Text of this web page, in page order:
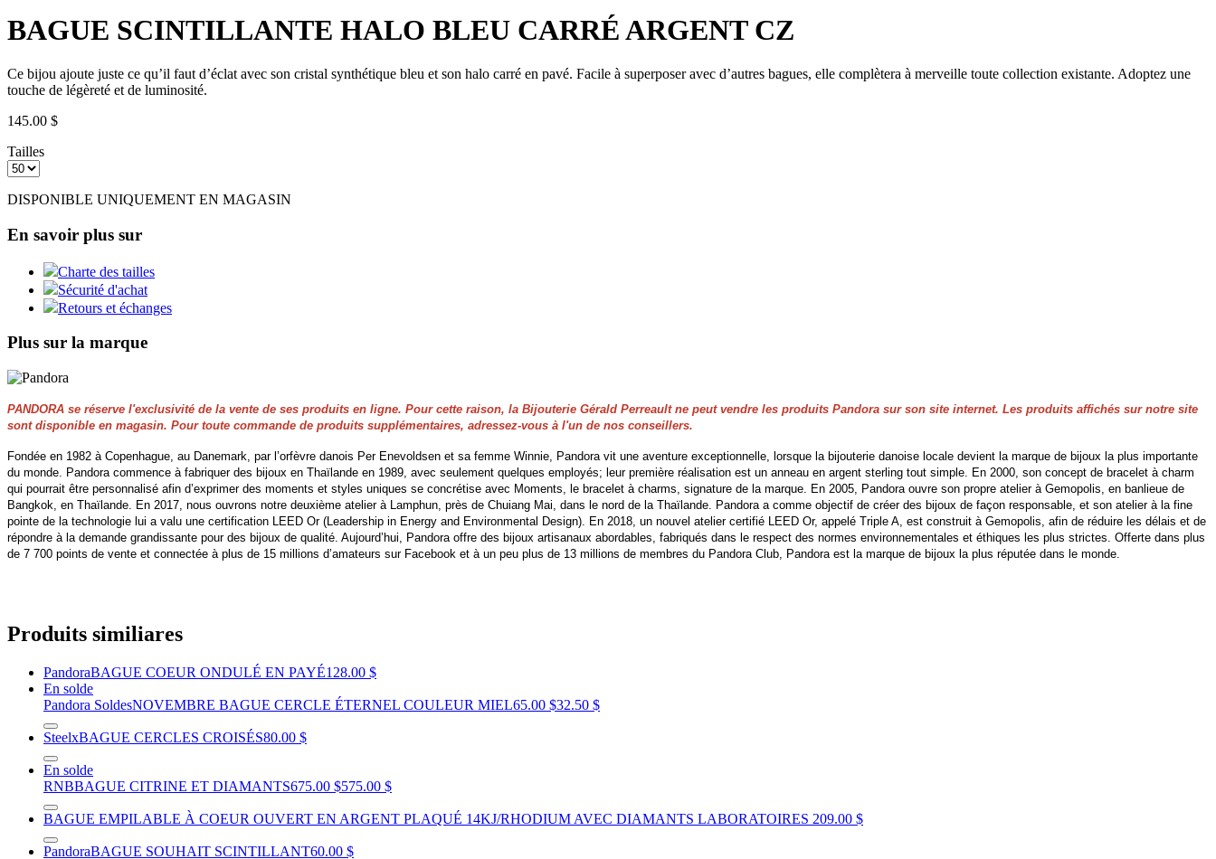
BAGUE SCINTILLANTE HALO BLEU CARRÉ ARGENT CZ
Ce bijou ajoute juste ce qu’il faut d’éclat avec son cristal synthétique bleu et son halo carré en pavé. Facile à superposer avec d’autres bagues, elle complètera à merveille toute collection existante. Adoptez une
touche de légèreté et de luminosité.
145.00 $
Tailles
DISPONIBLE UNIQUEMENT EN MAGASIN
En savoir plus sur
Charte des tailles
Sécurité d'achat
Retours et échanges
Plus sur la marque
PANDORA se réserve l'exclusivité de la vente de ses produits en ligne. Pour cette raison, la Bijouterie Gérald Perreault ne peut vendre les produits Pandora sur son site internet. Les produits affichés sur notre site
sont disponible en magasin. Pour toute commande de produits supplémentaires, adressez-vous à l'un de nos conseillers.
Fondée en 1982 à Copenhague, au Danemark, par l’orfèvre danois Per Enevoldsen et sa femme Winnie, Pandora vit une aventure exceptionnelle, lorsque la bijouterie danoise locale devient la marque de bijoux la plus importante
du monde. Pandora commence à fabriquer des bijoux en Thaïlande en 1989, avec seulement quelques employés; leur première réalisation est un anneau en argent sterling tout simple. En 2000, son concept de bracelet à charm
qui pourrait être personnalisé afin d’exprimer des moments et styles uniques se concrétise avec Moments, le bracelet à charms, signature de la marque. En 2005, Pandora ouvre son propre atelier à Gemopolis, en banlieue de
Bangkok, en Thaïlande. En 2017, nous ouvrons notre deuxième atelier à Lamphun, près de Chuiang Mai, dans le nord de la Thaïlande. Pandora a comme objectif de créer des bijoux de façon responsable, et son atelier à la fine
pointe de la technologie lui a valu une certification LEED Or (Leadership in Energy and Environmental Design). En 2018, un nouvel atelier certifié LEED Or, appelé Triple A, est construit à Gemopolis, afin de réduire les délais et de
répondre à la demande grandissante pour des bijoux de qualité. Aujourd’hui, Pandora offre des bijoux artisanaux abordables, fabriqués dans le respect des normes environnementales et éthiques les plus strictes. Offerte dans plus
de 7 700 points de vente et connectée à plus de 15 millions d’amateurs sur Facebook et à un peu plus de 13 millions de membres du Pandora Club, Pandora est la marque de bijoux la plus réputée dans le monde.
Produits similiares
PandoraBAGUE COEUR ONDULÉ EN PAYÉ128.00 $
En solde
Pandora SoldesNOVEMBRE BAGUE CERCLE ÉTERNEL COULEUR MIEL65.00 $32.50 $
SteelxBAGUE CERCLES CROISÉS80.00 $
En solde
RNBBAGUE CITRINE ET DIAMANTS675.00 $575.00 $
BAGUE EMPILABLE À COEUR OUVERT EN ARGENT PLAQUÉ 14KJ/RHODIUM AVEC DIAMANTS LABORATOIRES 209.00 $
PandoraBAGUE SOUHAIT SCINTILLANT60.00 $